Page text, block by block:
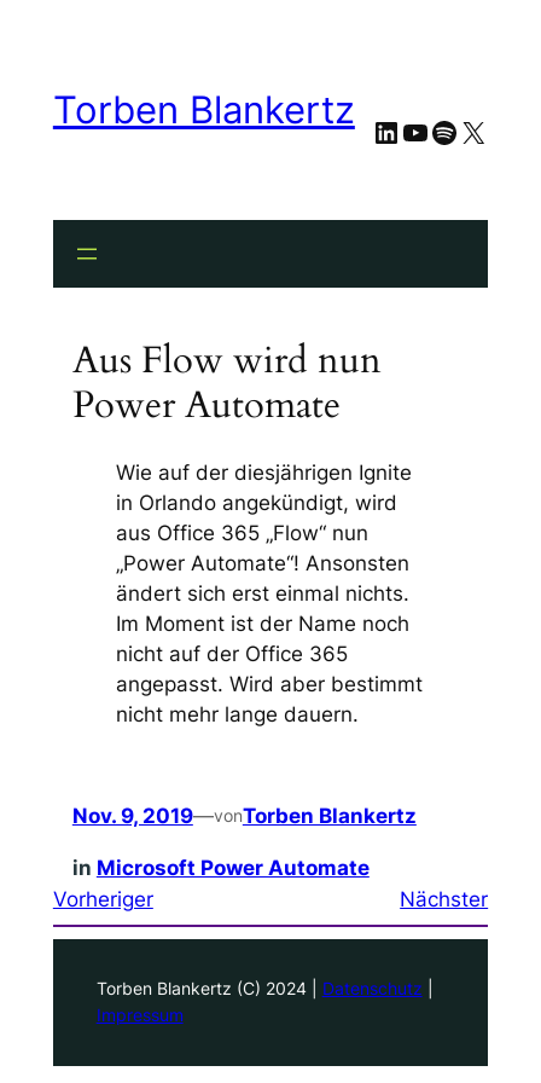
Torben Blankertz LinkedIn
YouTube
Spotify
X
Aus Flow wird nun
Power Automate
Wie auf der diesjährigen Ignite
in Orlando angekündigt, wird
aus Office 365 „Flow“ nun
„Power Automate“! Ansonsten
ändert sich erst einmal nichts.
Im Moment ist der Name noch
nicht auf der Office 365
angepasst. Wird aber bestimmt
nicht mehr lange dauern.
Nov. 9, 2019—vonTorben Blankertz
in Microsoft Power Automate
Vorheriger
Nächster
Torben Blankertz (C) 2024 | Datenschutz
Impressum